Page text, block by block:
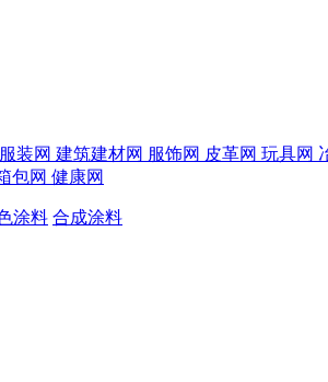
服装网 建筑建材网 服饰网 皮革网 玩具网
包网 健康网
涂料 合成涂料